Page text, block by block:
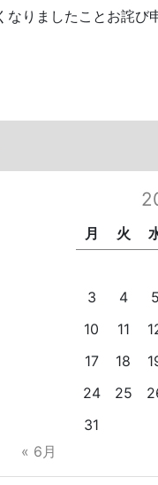
なりましたことお詫び
ーション
月 火
3
4 5
10
11
17
18
24
25
31
« 6月